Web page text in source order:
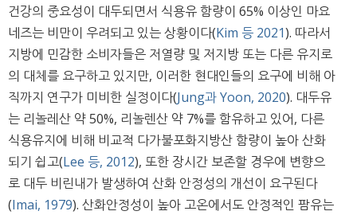
건강의 중요성이 대두되면서 식용유 함량이 65% 이상인 마요
네즈는 비만이 우려되고 있는 상황이다(Kim 등 2021). 따라서
지방에 민감한 소비자들은 저열량 및 저지방 또는 다른 유지로
의 대체를 요구하고 있지만, 이러한 현대인들의 요구에 비해 아
직까지 연구가 미비한 실정이다(Jung과 Yoon, 2020). 대두유
는 리놀레산 약 50%, 리놀렌산 약 7%를 함유하고 있어, 다른
식용유지에 비해 비교적 다가불포화지방산 함량이 높아 산화
되기 쉽고(Lee 등, 2012), 또한 장시간 보존할 경우에 변향으
로 대두 비린내가 발생하여 산화 안정성의 개선이 요구된다
(Imai, 1979). 산화안정성이 높아 고온에서도 안정적인 팜유는